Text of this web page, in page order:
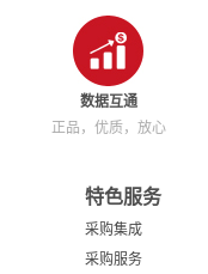
数据互通
正品，优质，放心
特色服务
采购集成
采购服务